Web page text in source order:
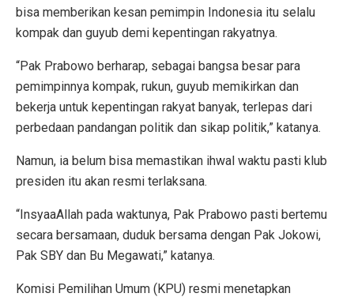
bisa memberikan kesan pemimpin Indonesia itu selalu
kompak dan guyub demi kepentingan rakyatnya.
“Pak Prabowo berharap, sebagai bangsa besar para
pemimpinnya kompak, rukun, guyub memikirkan dan
bekerja untuk kepentingan rakyat banyak, terlepas dari
perbedaan pandangan politik dan sikap politik,” katanya.
Namun, ia belum bisa memastikan ihwal waktu pasti klub
presiden itu akan resmi terlaksana.
“InsyaaAllah pada waktunya, Pak Prabowo pasti bertemu
secara bersamaan, duduk bersama dengan Pak Jokowi,
Pak SBY dan Bu Megawati,” katanya.
Komisi Pemilihan Umum (KPU) resmi menetapkan